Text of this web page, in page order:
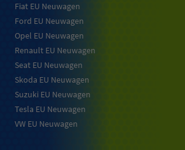
Fiat EU Neuwagen
Ford EU Neuwagen
Opel EU Neuwagen
Renault EU Neuwagen
Seat EU Neuwagen
Skoda EU Neuwagen
Suzuki EU Neuwagen
Tesla EU Neuwagen
VW EU Neuwagen